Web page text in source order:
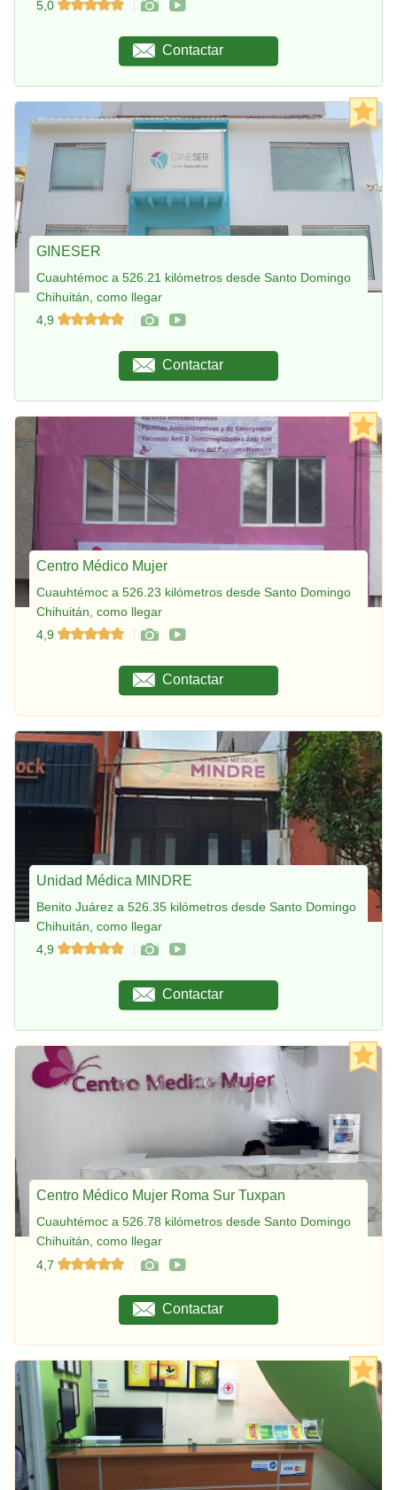
5,0
Contactar
GINESER
Cuauhtémoc a 526.21 kilómetros desde Santo Domingo
Chihuitán, como llegar
4,9
Contactar
Centro Médico Mujer
Cuauhtémoc a 526.23 kilómetros desde Santo Domingo
Chihuitán, como llegar
4,9
Contactar
Unidad Médica MINDRE
Benito Juárez a 526.35 kilómetros desde Santo Domingo
Chihuitán, como llegar
4,9
Contactar
Centro Médico Mujer Roma Sur Tuxpan
Cuauhtémoc a 526.78 kilómetros desde Santo Domingo
Chihuitán, como llegar
4,7
Contactar